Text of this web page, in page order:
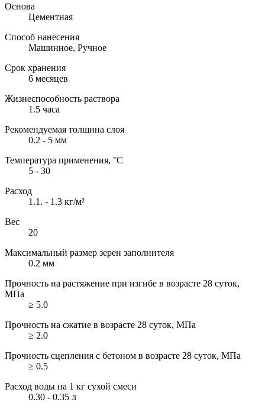
Основа
Цементная
Способ нанесения
Машинное, Ручное
Срок хранения
6 месяцев
Жизнеспособность раствора
1.5 часа
Рекомендуемая толщина слоя
0.2 - 5 мм
Температура применения, °С
5 - 30
Расход
1.1. - 1.3 кг/м²
Вес
20
Максимальный размер зерен заполнителя
0.2 мм
Прочность на растяжение при изгибе в возрасте 28 суток,
МПа
≥ 5.0
Прочность на сжатие в возрасте 28 суток, МПа
≥ 2.0
Прочность сцепления с бетоном в возрасте 28 суток, МПа
≥ 0.5
Расход воды на 1 кг сухой смеси
0.30 - 0.35 л